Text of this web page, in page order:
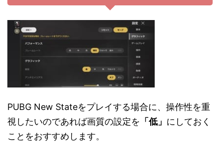
PUBG New Stateをプレイする場合に、操作性を重
視したいのであれば画質の設定を 「低」 にしておく
ことをおすすめします。